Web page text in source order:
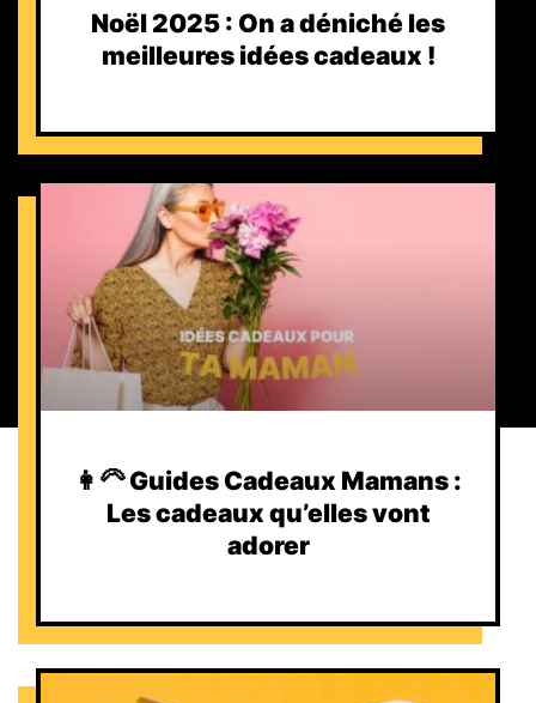
Noël 2025 : On a déniché les
meilleures idées cadeaux !
👩‍🦳 Guides Cadeaux Mamans :
Les cadeaux qu’elles vont
adorer